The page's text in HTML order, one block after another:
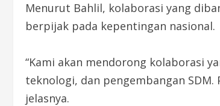
Menurut Bahlil, kolaborasi yang
berpijak pada kepentingan nasional.
“Kami akan mendorong kolaborasi
teknologi, dan pengembangan
jelasnya.